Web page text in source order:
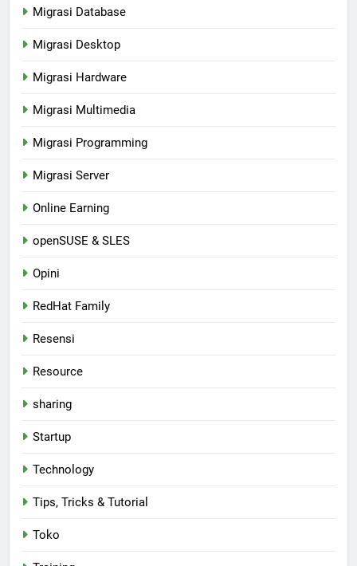
Migrasi Database
Migrasi Desktop
Migrasi Hardware
Migrasi Multimedia
Migrasi Programming
Migrasi Server
Online Earning
openSUSE & SLES
Opini
RedHat Family
Resensi
Resource
sharing
Startup
Technology
Tips, Tricks & Tutorial
Toko